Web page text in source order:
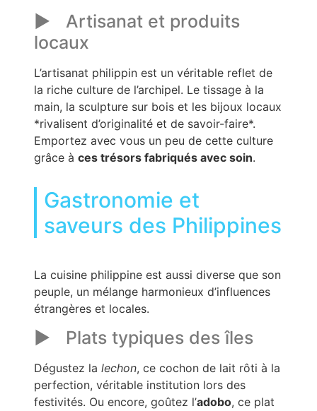
Artisanat et produits
locaux
L’artisanat philippin est un véritable reflet de
la riche culture de l’archipel. Le tissage à la
main, la sculpture sur bois et les bijoux locaux
*rivalisent d’originalité et de savoir-faire*.
Emportez avec vous un peu de cette culture
grâce à ces trésors fabriqués avec soin.
Gastronomie et
saveurs des Philippines
La cuisine philippine est aussi diverse que son
peuple, un mélange harmonieux d’influences
étrangères et locales.
Plats typiques des îles
Dégustez la lechon, ce cochon de lait rôti à la
perfection, véritable institution lors des
festivités. Ou encore, goûtez l’adobo, ce plat